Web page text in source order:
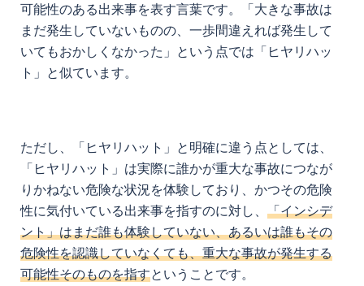
可能性のある出来事を表す言葉です。「大きな事故は
まだ発生していないものの、一歩間違えれば発生して
いてもおかしくなかった」という点では「ヒヤリハッ
ト」と似ています。
ただし、「ヒヤリハット」と明確に違う点としては、
「ヒヤリハット」は実際に誰かが重大な事故につなが
りかねない危険な状況を体験しており、かつその危険
性に気付いている出来事を指すのに対し、 「インシデ
ント」はまだ誰も体験していない、あるいは誰もその
危険性を認識していなくても、重大な事故が発生する
可能性そのものを指すということです。